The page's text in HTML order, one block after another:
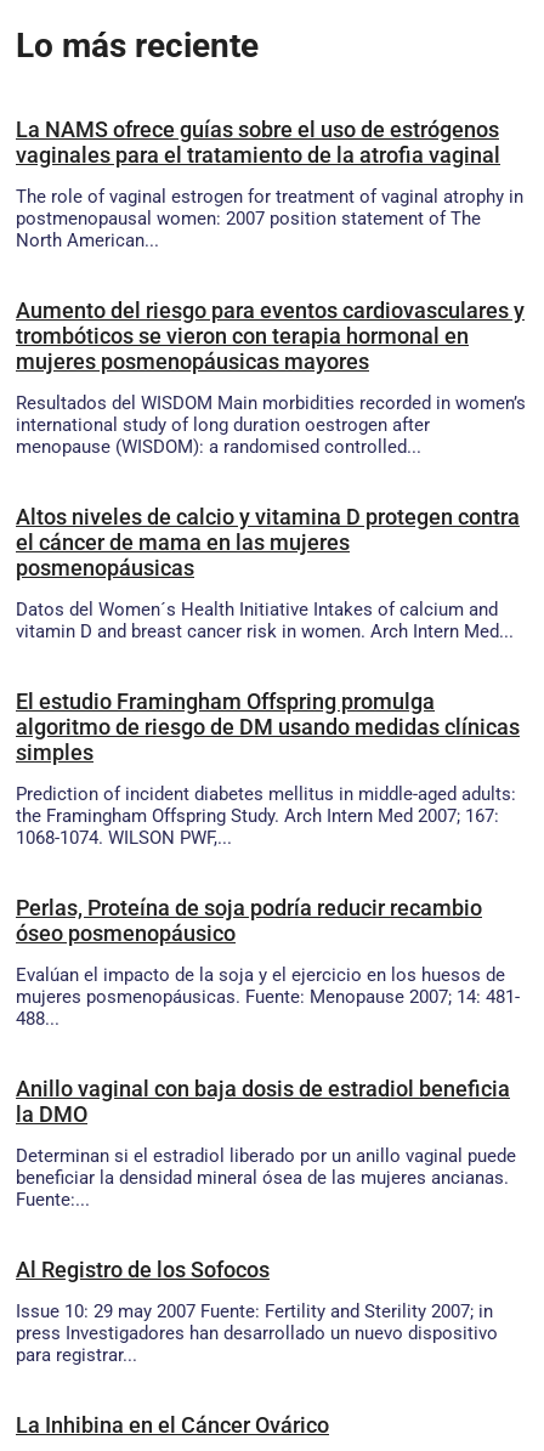
Lo más reciente
La NAMS ofrece guías sobre el uso de estrógenos
vaginales para el tratamiento de la atrofia vaginal
The role of vaginal estrogen for treatment of vaginal atrophy in
postmenopausal women: 2007 position statement of The
North American...
Aumento del riesgo para eventos cardiovasculares y
trombóticos se vieron con terapia hormonal en
mujeres posmenopáusicas mayores
Resultados del WISDOM Main morbidities recorded in women’s
international study of long duration oestrogen after
menopause (WISDOM): a randomised controlled...
Altos niveles de calcio y vitamina D protegen contra
el cáncer de mama en las mujeres
posmenopáusicas
Datos del Women´s Health Initiative Intakes of calcium and
vitamin D and breast cancer risk in women. Arch Intern Med...
El estudio Framingham Offspring promulga
algoritmo de riesgo de DM usando medidas clínicas
simples
Prediction of incident diabetes mellitus in middle-aged adults:
the Framingham Offspring Study. Arch Intern Med 2007; 167:
1068-1074. WILSON PWF,...
Perlas, Proteína de soja podría reducir recambio
óseo posmenopáusico
Evalúan el impacto de la soja y el ejercicio en los huesos de
mujeres posmenopáusicas. Fuente: Menopause 2007; 14: 481-
488...
Anillo vaginal con baja dosis de estradiol beneficia
la DMO
Determinan si el estradiol liberado por un anillo vaginal puede
beneficiar la densidad mineral ósea de las mujeres ancianas.
Fuente:...
Al Registro de los Sofocos
Issue 10: 29 may 2007 Fuente: Fertility and Sterility 2007; in
press Investigadores han desarrollado un nuevo dispositivo
para registrar...
La Inhibina en el Cáncer Ovárico